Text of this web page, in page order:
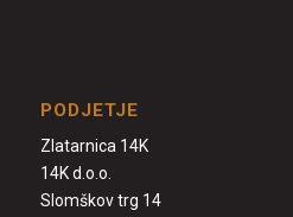
PODJETJE
Zlatarnica 14K
14K d.o.o.
Slomškov trg 14